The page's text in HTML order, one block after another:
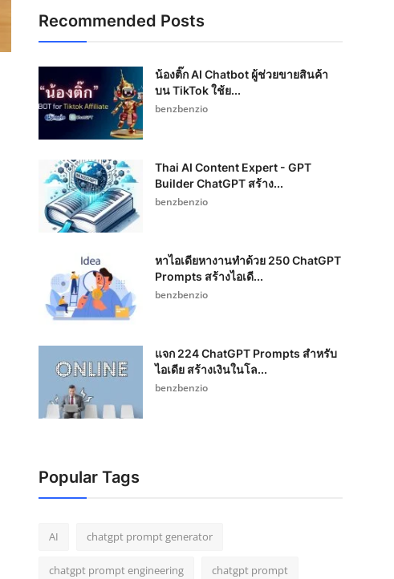
Recommended Posts
น้องติ๊ก AI Chatbot ผู้ช่วยขายสินค้า
บน TikTok ใช้ย...
benzbenzio
Thai AI Content Expert - GPT
Builder ChatGPT สร้าง...
benzbenzio
หาไอเดียหางานทำด้วย 250 ChatGPT
Prompts สร้างไอเดี...
benzbenzio
แจก 224 ChatGPT Prompts สำหรับ
ไอเดีย สร้างเงินในโล...
benzbenzio
Popular Tags
AI chatgpt prompt generator
chatgpt prompt engineering chatgpt prompt